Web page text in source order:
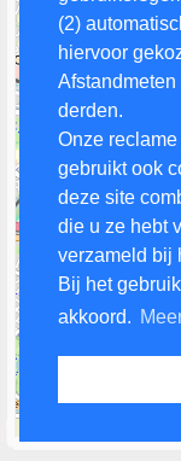
(2)
hiervoor
derden.
Onze
gebruikt ook
deze site
die u ze hebt
verzameld bij
Bij het
akkoord.